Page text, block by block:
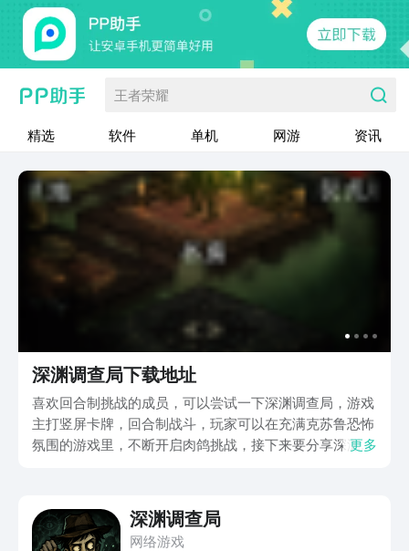
王者荣耀
精选 软件 单机 网游 资讯
深渊调查局下载地址
喜欢回合制挑战的成员，可以尝试一下深渊调查局，游戏
主打竖屏卡牌，回合制战斗，玩家可以在充满克苏鲁恐怖
氛围的游戏里，不断开启肉鸽挑战，接下来要分享深渊调
个人能力。
更多
深渊调查局
网络游戏